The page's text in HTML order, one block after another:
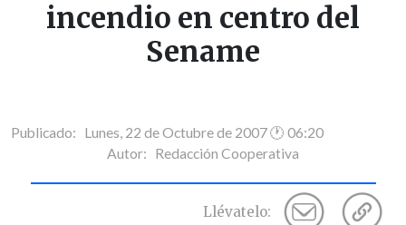
incendio en centro del
Sename
Publicado: Lunes, 22 de Octubre de 2007 🕐 06:20
Autor: Redacción Cooperativa
Llévatelo: